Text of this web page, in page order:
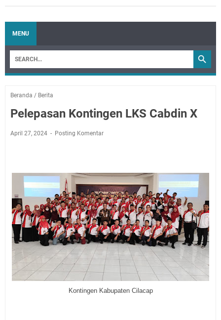
MENU
Beranda / Berita
Pelepasan Kontingen LKS Cabdin X
April 27, 2024 Posting Komentar
Kontingen Kabupaten Cilacap